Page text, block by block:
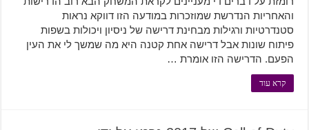
והאחריות הנדרשת שמוזכרות במודעה הזו דווקא נראות
סטנדרטיות ורגילות מבחינת דרישה של ניסיון ויכולות בשפות
פיתוח שונות אבל דרישה אחת קטנה היא מה שמשך לי את העין
הפעם. הדרישה הזו אומרת …
קרא עוד